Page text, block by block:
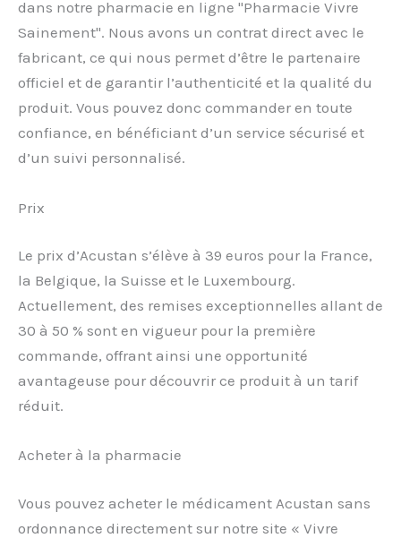
dans notre pharmacie en ligne "Pharmacie Vivre
Sainement". Nous avons un contrat direct avec le
fabricant, ce qui nous permet d’être le partenaire
officiel et de garantir l’authenticité et la qualité du
produit. Vous pouvez donc commander en toute
confiance, en bénéficiant d’un service sécurisé et
d’un suivi personnalisé.
Prix
Le prix d’Acustan s’élève à 39 euros pour la France,
la Belgique, la Suisse et le Luxembourg.
Actuellement, des remises exceptionnelles allant de
30 à 50 % sont en vigueur pour la première
commande, offrant ainsi une opportunité
avantageuse pour découvrir ce produit à un tarif
réduit.
Acheter à la pharmacie
Vous pouvez acheter le médicament Acustan sans
ordonnance directement sur notre site « Vivre